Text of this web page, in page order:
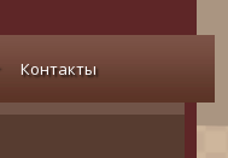
Контакты